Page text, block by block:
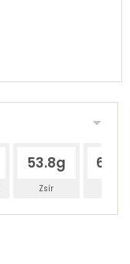
53.8g
Zsír